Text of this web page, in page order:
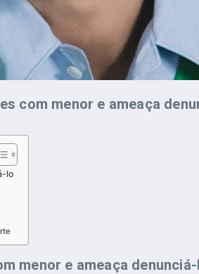
lo
menor e ameaça